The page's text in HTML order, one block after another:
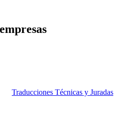
Traducciones Técnicas y Juradas